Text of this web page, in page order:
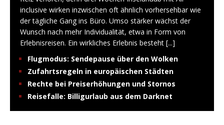
inclusive wirken inzwischen oft ähnlich vorhersehbar wie
der tägliche Gang ins Büro. Umso stärker wächst der
Wunsch nach mehr Individualität, etwa in Form von
Erlebnisreisen. Ein wirkliches Erlebnis besteht [...]
Flugmodus: Sendepause über den Wolken
Zufahrtsregeln in europäischen Städten
Rechte bei Preiserhöhungen und Stornos
Reisefalle: Billigurlaub aus dem Darknet